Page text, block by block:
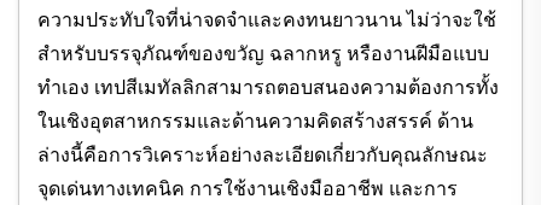
ความประทับใจที่น่าจดจำและคงทนยาวนาน ไม่ว่าจะใช้
สำหรับบรรจุภัณฑ์ของขวัญ ฉลากหรู หรืองานฝีมือแบบ
ทำเอง เทปสีเมทัลลิกสามารถตอบสนองความต้องการทั้ง
ในเชิงอุตสาหกรรมและด้านความคิดสร้างสรรค์ ด้าน
ล่างนี้คือการวิเคราะห์อย่างละเอียดเกี่ยวกับคุณลักษณะ
จุดเด่นทางเทคนิค การใช้งานเชิงมืออาชีพ และการ